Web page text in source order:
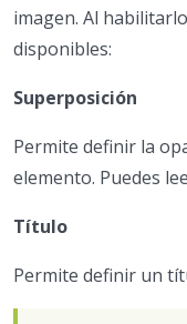
imagen. Al
disponibles:
Superposición
Permite definir la
elemento. Puedes
Título
Permite definir un